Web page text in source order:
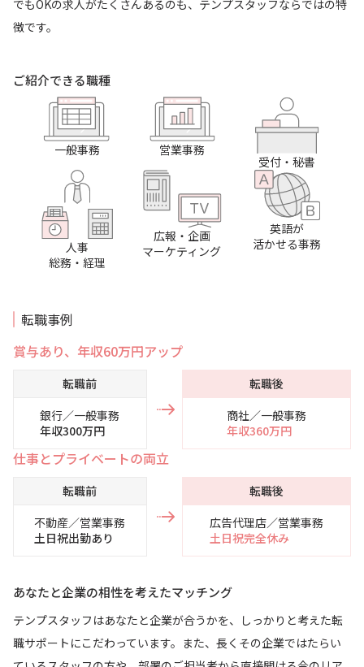
でもOKの求人がたくさんあるのも、テンプスタッフならではの特
徴です。
ご紹介できる職種
一般事務 営業事務
受付・秘書
人事
総務・経理
広報・企画
マーケティング
英語が
活かせる事務
転職事例
賞与あり、年収60万円アップ
転職前
銀行／一般事務
年収300万円
転職後
商社／一般事務
年収360万円
仕事とプライベートの両立
転職前
不動産／営業事務
土日祝出勤あり
転職後
広告代理店／営業事務
土日祝完全休み
あなたと企業の相性を考えたマッチング
テンプスタッフはあなたと企業が合うかを、しっかりと考えた転
職サポートにこだわっています。また、長くその企業ではたらい